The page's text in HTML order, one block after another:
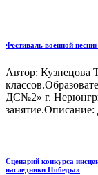
Фестиваль военной
Автор: Кузнецова
ДС№2» г.
Сценарий конкурса
наследники Победы»